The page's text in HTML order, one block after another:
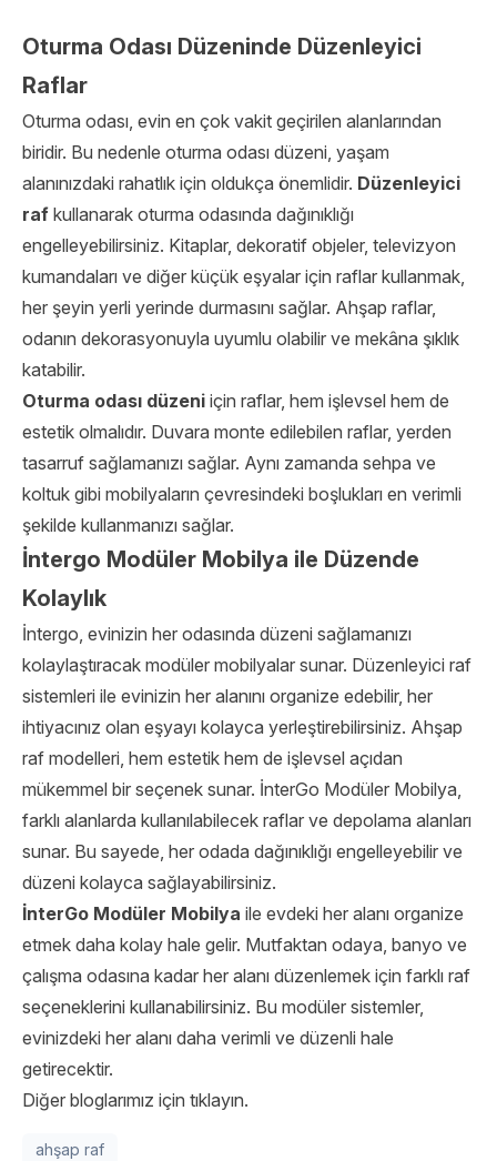
Oturma Odası Düzeninde Düzenleyici
Raflar
Oturma odası, evin en çok vakit geçirilen alanlarından
biridir. Bu nedenle oturma odası düzeni, yaşam
alanınızdaki rahatlık için oldukça önemlidir. Düzenleyici
raf kullanarak oturma odasında dağınıklığı
engelleyebilirsiniz. Kitaplar, dekoratif objeler, televizyon
kumandaları ve diğer küçük eşyalar için raflar kullanmak,
her şeyin yerli yerinde durmasını sağlar. Ahşap raflar,
odanın dekorasyonuyla uyumlu olabilir ve mekâna şıklık
katabilir.
Oturma odası düzeni için raflar, hem işlevsel hem de
estetik olmalıdır. Duvara monte edilebilen raflar, yerden
tasarruf sağlamanızı sağlar. Aynı zamanda sehpa ve
koltuk gibi mobilyaların çevresindeki boşlukları en verimli
şekilde kullanmanızı sağlar.
İntergo Modüler Mobilya ile Düzende
Kolaylık
İntergo, evinizin her odasında düzeni sağlamanızı
kolaylaştıracak modüler mobilyalar sunar. Düzenleyici raf
sistemleri ile evinizin her alanını organize edebilir, her
ihtiyacınız olan eşyayı kolayca yerleştirebilirsiniz. Ahşap
raf modelleri, hem estetik hem de işlevsel açıdan
mükemmel bir seçenek sunar. İnterGo Modüler Mobilya,
farklı alanlarda kullanılabilecek raflar ve depolama alanları
sunar. Bu sayede, her odada dağınıklığı engelleyebilir ve
düzeni kolayca sağlayabilirsiniz.
İnterGo Modüler Mobilya ile evdeki her alanı organize
etmek daha kolay hale gelir. Mutfaktan odaya, banyo ve
çalışma odasına kadar her alanı düzenlemek için farklı raf
seçeneklerini kullanabilirsiniz. Bu modüler sistemler,
evinizdeki her alanı daha verimli ve düzenli hale
getirecektir.
Diğer bloglarımız için tıklayın.
ahşap raf